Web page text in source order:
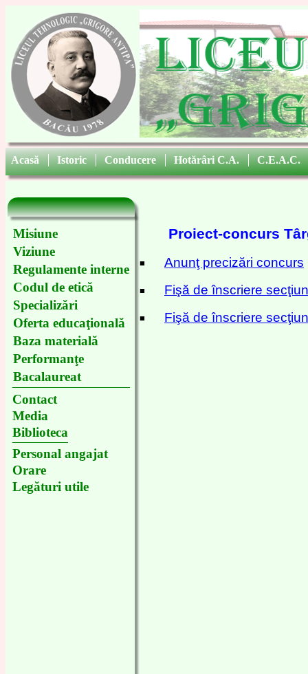
Personal angajat
Orare
Legături utile
Contact
Media
Biblioteca
Misiune
Viziune
Regulamente interne
Codul de etică
Specializări
Oferta educaţională
Baza materială
Performanţe
Bacalaureat
Acasă | Istoric | Conducere | Hotărâri C.A. | C.E.A.C.
■ Anunţ precizări concurs
■ Fişă de înscriere
■ Fişă de înscriere
Proiect-concurs